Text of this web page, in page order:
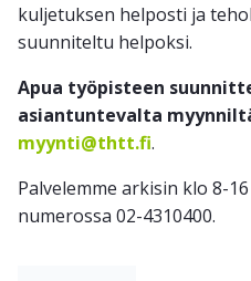
kuljetuksen helposti ja
suunniteltu helpoksi.
Apua työpisteen
asiantuntevalta
myynti@thtt.fi.
Palvelemme arkisin klo 8-
numerossa 02-4310400.